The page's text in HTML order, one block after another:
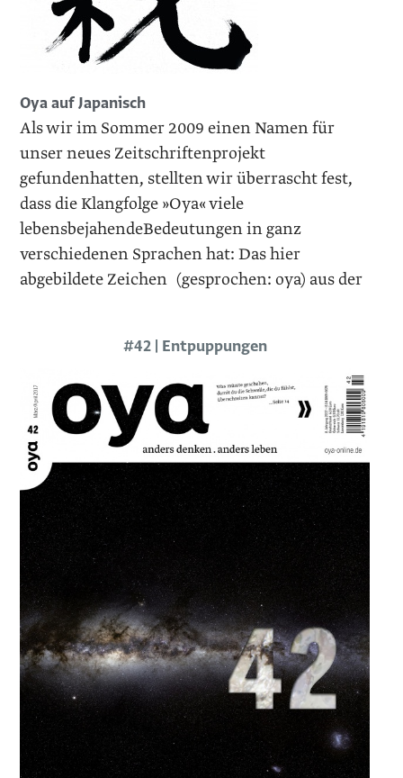
Oya auf Japanisch
Als wir im Sommer 2009 einen Namen für
unser neues Zeitschriftenprojekt
gefundenhatten, stellten wir überrascht fest,
dass die Klangfolge »Oya« viele
lebensbejahendeBedeutungen in ganz
verschiedenen Sprachen hat: Das hier
abgebildete Zeichen (gesprochen: oya) aus der
#42 | Entpuppungen